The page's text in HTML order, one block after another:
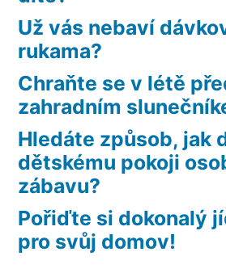
Už vás nebaví
rukama?
Chraňte se v létě
zahradním
Hledáte způsob, jak
dětskému pokoji
zábavu?
Pořiďte si dokonalý
pro svůj domov!